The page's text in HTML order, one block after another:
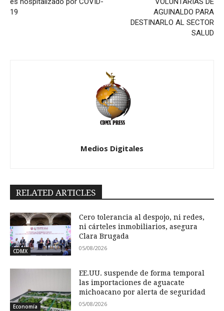
19
AGUINALDO PARA
DESTINARLO AL SECTOR
SALUD
Medios Digitales
RELATED ARTICLES
CDMX
Cero tolerancia al despojo, ni redes,
ni cárteles inmobiliarios, asegura
Clara Brugada
05/08/2026
Economía
EE.UU. suspende de forma temporal
las importaciones de aguacate
michoacano por alerta de seguridad
05/08/2026